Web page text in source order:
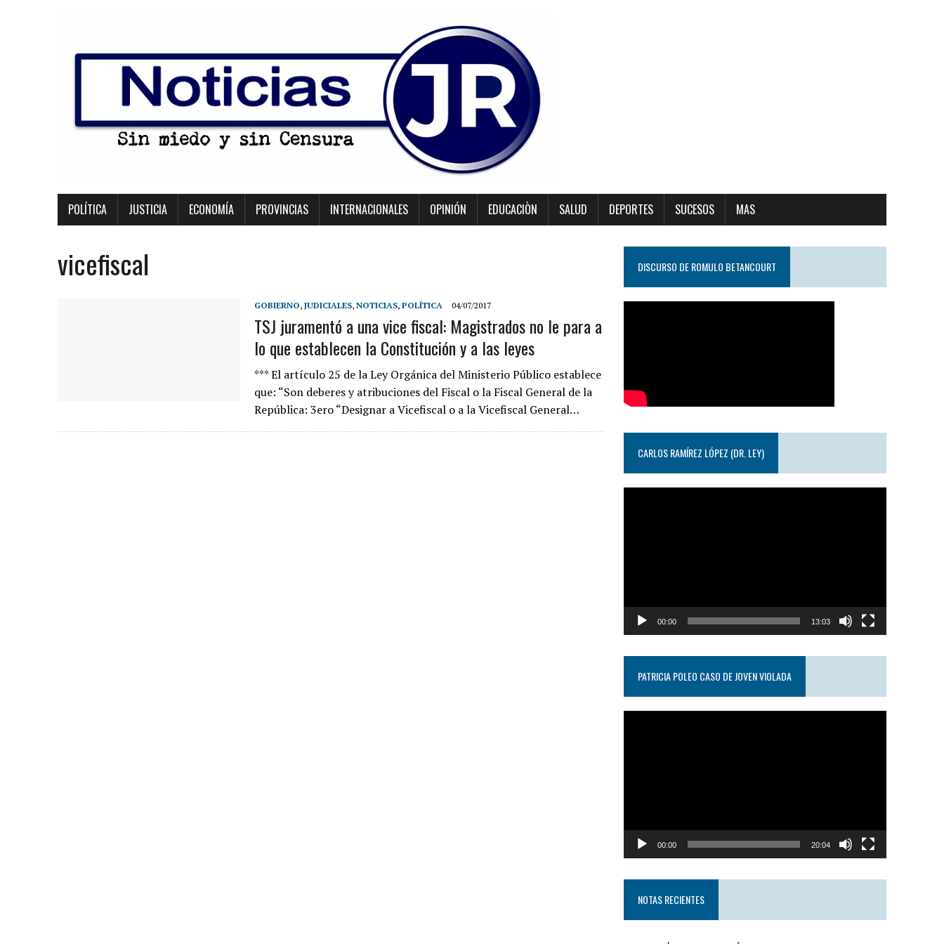
POLÍTICA JUSTICIA ECONOMÍA PROVINCIAS INTERNACIONALES OPINIÓN EDUCACIÒN SALUD DEPORTES SUCESOS MAS
vicefiscal
GOBIERNO, JUDICIALES, NOTICIAS, POLÍTICA 04/07/2017
TSJ juramentó a una vice fiscal: Magistrados no le para a
lo que establecen la Constitución y a las leyes
*** El artículo 25 de la Ley Orgánica del Ministerio Público establece
que: “Son deberes y atribuciones del Fiscal o la Fiscal General de la
República: 3ero “Designar a Vicefiscal o a la Vicefiscal General…
DISCURSO DE ROMULO BETANCOURT
CARLOS RAMÍREZ LÓPEZ (DR. LEY)
00:00 13:03
PATRICIA POLEO CASO DE JOVEN VIOLADA
00:00 20:04
NOTAS RECIENTES